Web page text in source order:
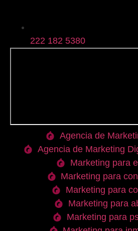
222 182 5380
Agencia de
Agencia de Marketing
Marketing para
Marketing para
Marketing para
Marketing para
Marketing para